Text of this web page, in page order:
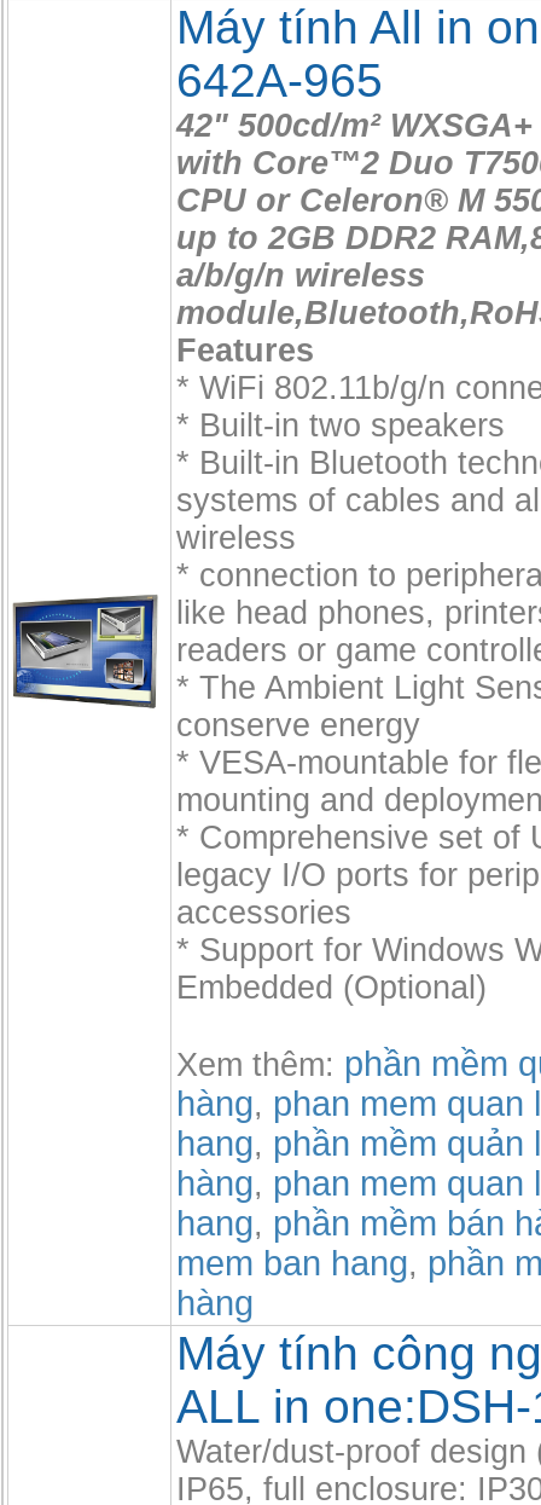
Máy tính All in
642A-965
42" 500cd/m²
with Core™2 Duo
CPU or Celeron® M
up to 2GB DDR2
a/b/g/n wireless
Features
* WiFi 802.11b/g/n
* Built-in two speakers
* Built-in Bluetooth
systems of cables and
wireless
* connection to
like head phones,
readers or game
* The Ambient Light
conserve energy
* VESA-mountable for
mounting and
* Comprehensive set of
legacy I/O ports for
accessories
* Support for Windows
Embedded (Optional)
Xem thêm: phần mềm
hàng, phan mem quan
hang, phần mềm quản
hàng, phan mem quan
hang, phần mềm bán
mem ban hang, phần
hàng
Máy tính công
ALL in
Water/dust-proof design
IP65, full enclosure: